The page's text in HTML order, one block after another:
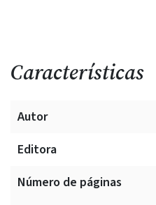
Características
Autor
Editora
Número de páginas